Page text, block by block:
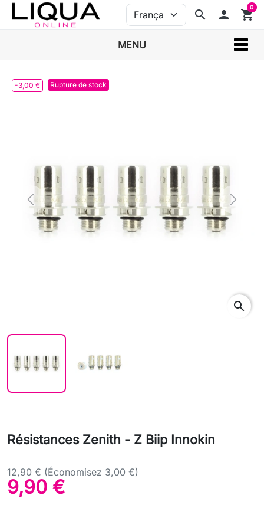
search person shopping_cart
0
MENU
-3,00 € Rupture de stock
Previous Next
search
Résistances Zenith - Z Biip Innokin
12,90 € (Économisez 3,00 €)
9,90 €